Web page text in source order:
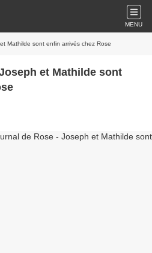
MENU
Mathilde sont enfin arrivés chez Rose